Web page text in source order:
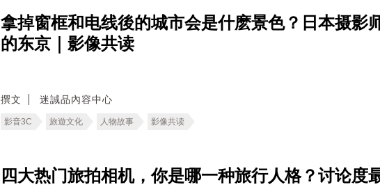
拿掉窗框和电线後的城市会是什麽景色？日本摄影
的东京｜影像共读
撰文 迷誠品內容中心
影音3C 旅遊文化 人物故事 影像共读
四大热门旅拍相机，你是哪一种旅行人格？讨论度